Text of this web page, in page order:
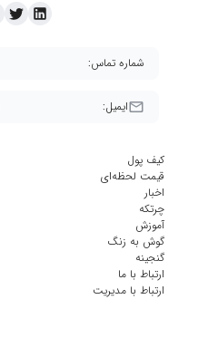
ایمیل:
شماره تماس:
کیف پول
قیمت لحظه‌ای
اخبار
چرتکه
آموزش
گوش به زنگ
گنجینه
ارتباط با ما
ارتباط با مدیریت